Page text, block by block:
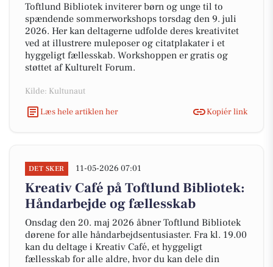
Toftlund Bibliotek inviterer børn og unge til to
spændende sommerworkshops torsdag den 9. juli
2026. Her kan deltagerne udfolde deres kreativitet
ved at illustrere muleposer og citatplakater i et
hyggeligt fællesskab. Workshoppen er gratis og
støttet af Kulturelt Forum.
Kilde: Kultunaut
Læs hele artiklen her
Kopiér link
DET SKER 11-05-2026 07:01
Kreativ Café på Toftlund Bibliotek:
Håndarbejde og fællesskab
Onsdag den 20. maj 2026 åbner Toftlund Bibliotek
dørene for alle håndarbejdsentusiaster. Fra kl. 19.00
kan du deltage i Kreativ Café, et hyggeligt
fællesskab for alle aldre, hvor du kan dele din